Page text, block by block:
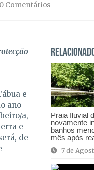
0 Comentários
Praia fluvial
novamente
banhos
mês após
7 de
e
ano
a,
e
de